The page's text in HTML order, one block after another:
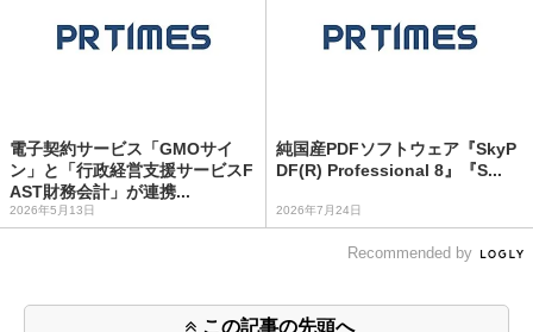
電子契約サービス「GMOサイ
ン」と「行政経営支援サービスF
AST財務会計」が連携...
2026年5月13日
純国産PDFソフトウェア『SkyP
DF(R) Professional 8』『S...
2026年7月24日
Recommended by
この記事の先頭へ